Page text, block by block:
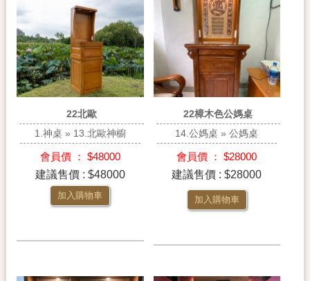
22北歐
1.神桌 » 13.北歐神櫥
會員價 ： $48000
建議售價 : $48000
加入購物車
22樟木色公媽桌
14.公媽桌 » 公媽桌
會員價 ： $28000
建議售價 : $28000
加入購物車